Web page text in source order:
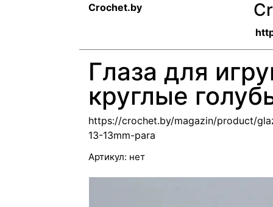
Crochet.by
Глаза для
круглые
https://crochet.by/magazin/product/
13-13mm-para
Артикул: нет